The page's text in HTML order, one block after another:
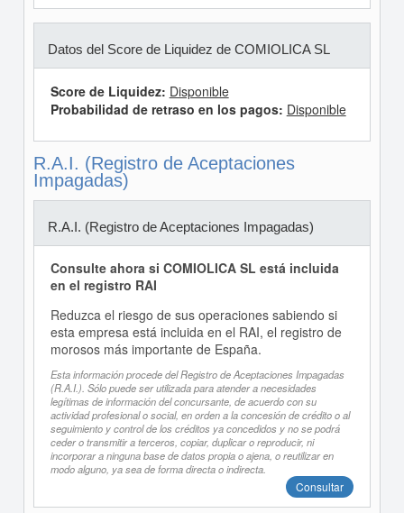
Datos del Score de Liquidez de COMIOLICA SL
Score de Liquidez: Disponible
Probabilidad de retraso en los pagos: Disponible
R.A.I. (Registro de Aceptaciones
Impagadas)
R.A.I. (Registro de Aceptaciones Impagadas)
Consulte ahora si COMIOLICA SL está incluida
en el registro RAI
Reduzca el riesgo de sus operaciones sabiendo si
esta empresa está incluida en el RAI, el registro de
morosos más importante de España.
Esta información procede del Registro de Aceptaciones Impagadas
(R.A.I.). Sólo puede ser utilizada para atender a necesidades
legítimas de información del concursante, de acuerdo con su
actividad profesional o social, en orden a la concesión de crédito o al
seguimiento y control de los créditos ya concedidos y no se podrá
ceder o transmitir a terceros, copiar, duplicar o reproducir, ni
incorporar a ninguna base de datos propia o ajena, o reutilizar en
modo alguno, ya sea de forma directa o indirecta.
Consultar